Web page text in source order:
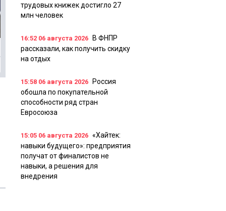
трудовых книжек достигло 27
млн человек
16:52 06 августа 2026
В ФНПР
рассказали, как получить скидку
на отдых
15:58 06 августа 2026
Россия
обошла по покупательной
способности ряд стран
Евросоюза
15:05 06 августа 2026 «Хайтек:
навыки будущего»: предприятия
получат от финалистов не
навыки, а решения для
внедрения